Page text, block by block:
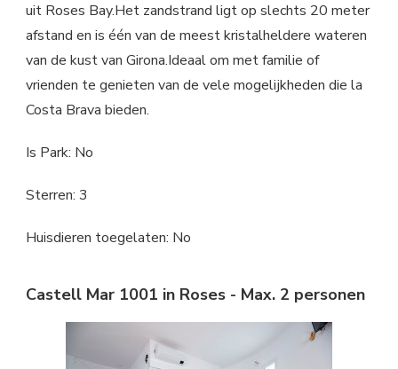
uit Roses Bay.Het zandstrand ligt op slechts 20 meter
afstand en is één van de meest kristalheldere wateren
van de kust van Girona.Ideaal om met familie of
vrienden te genieten van de vele mogelijkheden die la
Costa Brava bieden.
Is Park: No
Sterren: 3
Huisdieren toegelaten: No
Castell Mar 1001 in Roses - Max. 2 personen